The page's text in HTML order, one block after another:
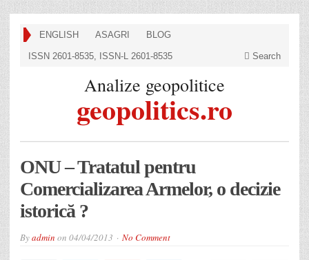
ENGLISH ASAGRI BLOG
ISSN 2601-8535, ISSN-L 2601-8535 Search
Analize geopolitice
geopolitics.ro
ONU – Tratatul pentru
Comercializarea Armelor, o decizie
istorică ?
Byadmin on 04/04/2013 No Comment